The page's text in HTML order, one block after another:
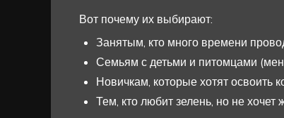
Вот почему их выбирают:
Занятым, кто много времени
Семьям с детьми и питомцами
Новичкам, которые хотят освоить
Тем, кто любит зелень, но не